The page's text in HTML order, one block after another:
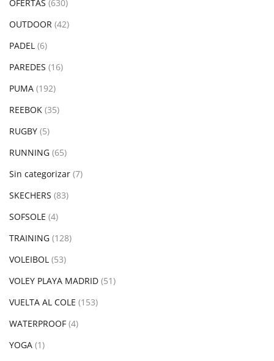
OFERTAS (630)
OUTDOOR (42)
PADEL (6)
PAREDES (16)
PUMA (192)
REEBOK (35)
RUGBY (5)
RUNNING (65)
Sin categorizar (7)
SKECHERS (83)
SOFSOLE (4)
TRAINING (128)
VOLEIBOL (53)
VOLEY PLAYA MADRID (51)
VUELTA AL COLE (153)
WATERPROOF (4)
YOGA (1)